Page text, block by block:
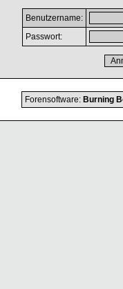
Benutzername:
Passwort:
Forensoftware: Burning